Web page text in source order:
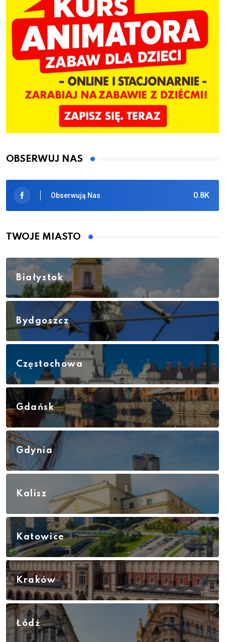
OBSERWUJ NAS
0.8K
Obserwują Nas
TWOJE MIASTO
Białystok
Bydgoszcz
Częstochowa
Gdańsk
Gdynia
Kalisz
Katowice
Kraków
Łódź